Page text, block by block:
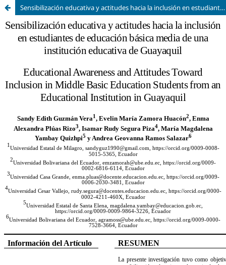
Sensibilización educativa y actitudes hacia la inclusión en estudiantes de educación básica media de una institución educativa de Guayaquil